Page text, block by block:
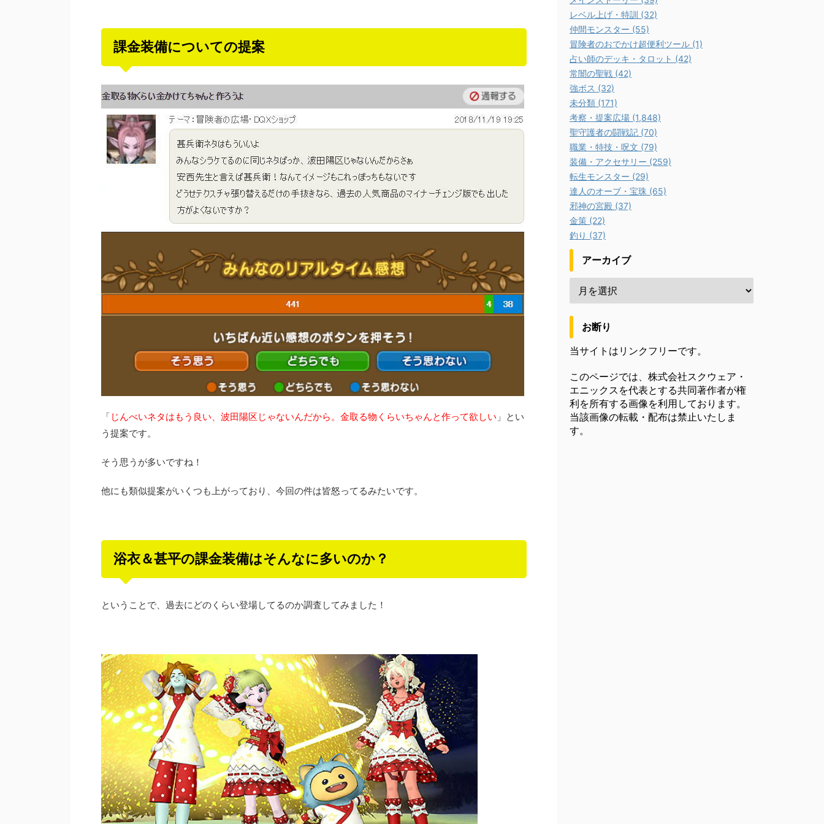
課金装備についての提案
「 じんべいネタはもう良い、波田陽区じゃないんだから。金取る物くらいちゃんと作って欲しい 」とい
う提案です。
そう思うが多いですね！
他にも類似提案がいくつも上がっており、今回の件は皆怒ってるみたいです。
浴衣＆甚平の課金装備はそんなに多いのか？
ということで、過去にどのくらい登場してるのか調査してみました！
レベル上げ・特訓 (32)
仲間モンスター (55)
冒険者のおでかけ超便利ツール (1)
占い師のデッキ・タロット (42)
常闇の聖戦 (42)
強ボス (32)
未分類 (171)
考察・提案広場 (1,848)
聖守護者の闘戦記 (70)
職業・特技・呪文 (79)
装備・アクセサリー (259)
転生モンスター (29)
達人のオーブ・宝珠 (65)
邪神の宮殿 (37)
金策 (22)
釣り (37)
アーカイブ
お断り
当サイトはリンクフリーです。
このページでは、株式会社スクウェア・
エニックスを代表とする共同著作者が権
利を所有する画像を利用しております。
当該画像の転載・配布は禁止いたしま
す。